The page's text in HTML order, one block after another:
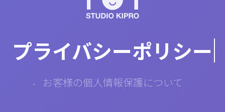
プライバシーポリシー
お客様の個人情報保護について